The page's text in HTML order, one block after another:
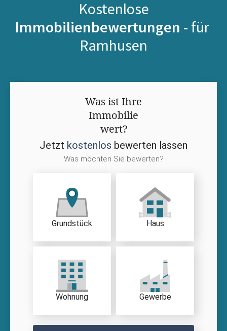
Kostenlose
Immobilienbewertungen - für
Ramhusen
Was ist Ihre
Immobilie
wert?
Jetzt kostenlos bewerten lassen
Was möchten Sie bewerten?
Grundstück Haus
Wohnung Gewerbe